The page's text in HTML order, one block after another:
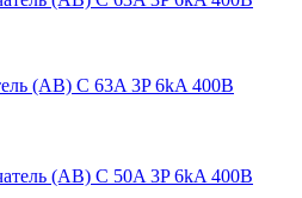
(АВ) C 63A 3P 6kA 400В